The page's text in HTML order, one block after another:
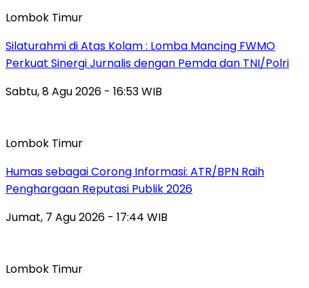
Lombok Timur
Silaturahmi di Atas Kolam : Lomba Mancing FWMO
Perkuat Sinergi Jurnalis dengan Pemda dan TNI/Polri
Sabtu, 8 Agu 2026 - 16:53 WIB
Lombok Timur
Humas sebagai Corong Informasi: ATR/BPN Raih
Penghargaan Reputasi Publik 2026
Jumat, 7 Agu 2026 - 17:44 WIB
Lombok Timur